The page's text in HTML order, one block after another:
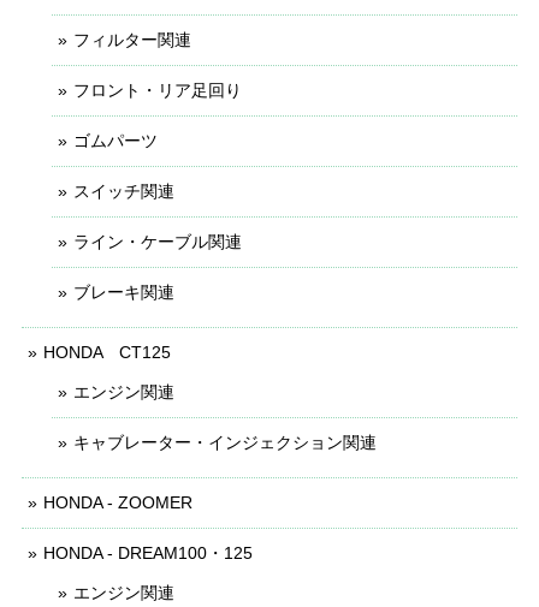
フィルター関連
フロント・リア足回り
ゴムパーツ
スイッチ関連
ライン・ケーブル関連
ブレーキ関連
HONDA CT125
エンジン関連
キャブレーター・インジェクション関連
HONDA - ZOOMER
HONDA - DREAM100・125
エンジン関連